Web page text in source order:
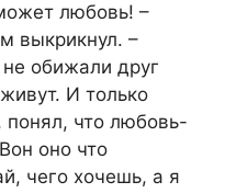
любовь! –
выкрикнул. –
обижали друг
И только
понял, что любовь-
оно что
чего хочешь, а я